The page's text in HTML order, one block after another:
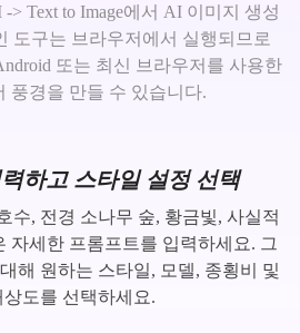
> Text to Image에서 AI 이미지 생성
도구는 브라우저에서 실행되므로
또는 최신 브라우저를 사용한
풍경을 만들 수 있습니다.
하고 스타일 설정 선택
수, 전경 소나무 숲, 황금빛, 사실적
자세한 프롬프트를 입력하세요. 그
해 원하는 스타일, 모델, 종횡비 및
상도를 선택하세요.